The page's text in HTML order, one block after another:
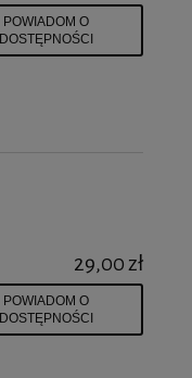
POWIADOM O
DOSTĘPNOŚCI
29,00 zł
POWIADOM O
DOSTĘPNOŚCI